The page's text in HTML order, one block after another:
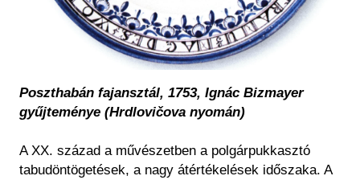
Poszthabán fajansztál, 1753, Ignác Bizmayer
gyűjteménye (Hrdlovičova nyomán)
A XX. század a művészetben a polgárpukkasztó
tabudöntögetések, a nagy átértékelések időszaka. A